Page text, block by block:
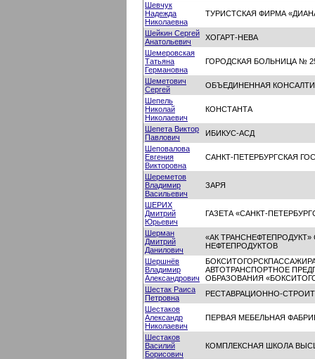
Шевчук
Надежда
Николаевна
ТУРИСТСКАЯ ФИРМА
Шейкин Сергей
Анатольевич
ХОГАРТ-НЕВА
Шемеровская
Татьяна
Германовна
ГОРОДСКАЯ БОЛЬНИЦА №
Шеметович
Сергей
ОБЪЕДИНЕННАЯ
Шепель
Николай
Николаевич
КОНСТАНТА
Шепета Виктор
Павлович
ИБИКУС-АСД
Шеповалова
Евгения
Викторовна
САНКТ-ПЕТЕРБУРГСКАЯ
Шереметов
Владимир
Васильевич
ЗАРЯ
ШЕРИХ
Дмитрий
Юрьевич
ГАЗЕТА «САНКТ-
Шерман
Дмитрий
Данилович
«АК
НЕФТЕПРОДУКТОВ
Шершнёв
Владимир
Александрович
АВТОТРАНСПОРТНОЕ
ОБРАЗОВАНИЯ
Шестак Раиса
Петровна
РЕСТАВРАЦИОННО-
Шестаков
Александр
Николаевич
ПЕРВАЯ МЕБЕЛЬНАЯ
Шестаков
Василий
Борисович
КОМПЛЕКСНАЯ ШКОЛА